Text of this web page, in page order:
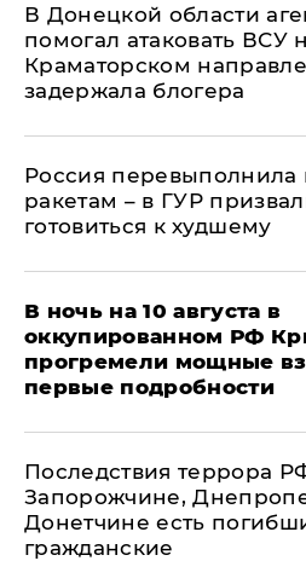
В Донецкой области
помогал атаковать ВСУ
Краматорском
задержала блогера
Россия перевыполнила
ракетам – в ГУР
готовиться к худшему
В ночь на 10 августа в
оккупированном РФ
прогремели мощные
первые подробности
Последствия террора
Запорожчине,
Донетчине есть
гражданские